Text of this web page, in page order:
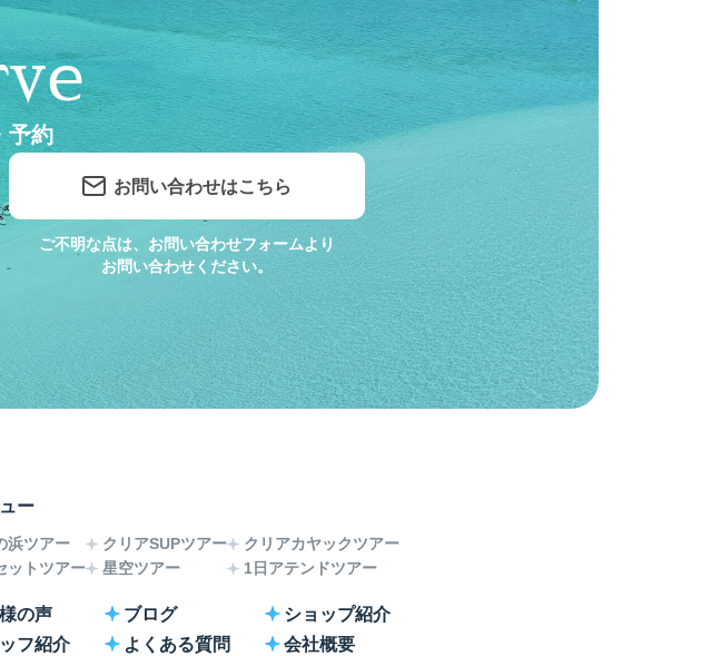
予約
お問い合わせはこちら
ご不明な点は、お問い合わせフォームより
お問い合わせください。
ー
浜ツアー
ットツアー
クリアSUPツアー
星空ツアー
クリアカヤックツアー
1日アテンドツアー
の声 ブログ
ショップ紹介
フ紹介
よくある質問 会社概要